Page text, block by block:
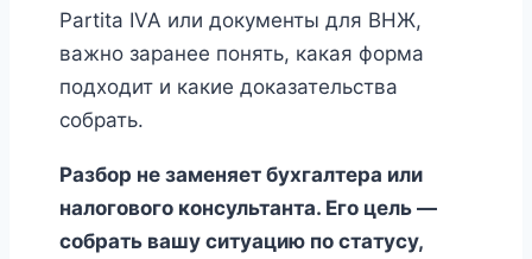
Partita IVA или документы для ВНЖ,
важно заранее понять, какая форма
подходит и какие доказательства
собрать.
Разбор не заменяет бухгалтера или
налогового консультанта. Его цель —
собрать вашу ситуацию по статусу,